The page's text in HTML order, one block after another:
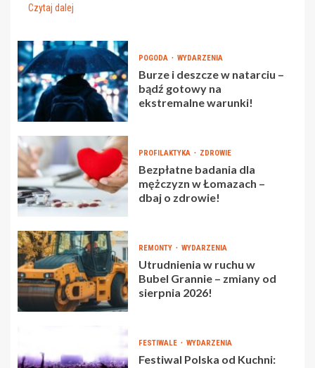
Czytaj dalej
POGODA WYDARZENIA
Burze i deszcze w natarciu –
bądź gotowy na
ekstremalne warunki!
PROFILAKTYKA ZDROWIE
Bezpłatne badania dla
mężczyzn w Łomazach –
dbaj o zdrowie!
REMONTY WYDARZENIA
Utrudnienia w ruchu w
Bubel Grannie – zmiany od
sierpnia 2026!
FESTIWALE WYDARZENIA
Festiwal Polska od Kuchni: